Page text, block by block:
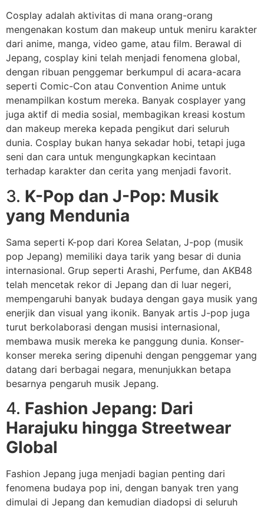
Cosplay adalah aktivitas di mana orang-orang
mengenakan kostum dan makeup untuk meniru karakter
dari anime, manga, video game, atau film. Berawal di
Jepang, cosplay kini telah menjadi fenomena global,
dengan ribuan penggemar berkumpul di acara-acara
seperti Comic-Con atau Convention Anime untuk
menampilkan kostum mereka. Banyak cosplayer yang
juga aktif di media sosial, membagikan kreasi kostum
dan makeup mereka kepada pengikut dari seluruh
dunia. Cosplay bukan hanya sekadar hobi, tetapi juga
seni dan cara untuk mengungkapkan kecintaan
terhadap karakter dan cerita yang menjadi favorit.
3. K-Pop dan J-Pop: Musik
yang Mendunia
Sama seperti K-pop dari Korea Selatan, J-pop (musik
pop Jepang) memiliki daya tarik yang besar di dunia
internasional. Grup seperti Arashi, Perfume, dan AKB48
telah mencetak rekor di Jepang dan di luar negeri,
mempengaruhi banyak budaya dengan gaya musik yang
enerjik dan visual yang ikonik. Banyak artis J-pop juga
turut berkolaborasi dengan musisi internasional,
membawa musik mereka ke panggung dunia. Konser-
konser mereka sering dipenuhi dengan penggemar yang
datang dari berbagai negara, menunjukkan betapa
besarnya pengaruh musik Jepang.
4. Fashion Jepang: Dari
Harajuku hingga Streetwear
Global
Fashion Jepang juga menjadi bagian penting dari
fenomena budaya pop ini, dengan banyak tren yang
dimulai di Jepang dan kemudian diadopsi di seluruh